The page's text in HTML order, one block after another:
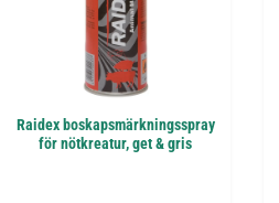
Raidex boskapsmärkningsspray
för nötkreatur, get & gris